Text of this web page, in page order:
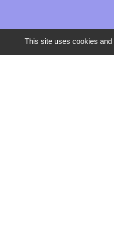
This site uses cookies